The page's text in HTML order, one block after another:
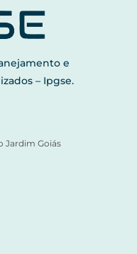
e
– Ipgse.
Jardim Goiás